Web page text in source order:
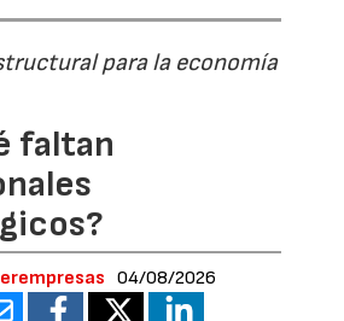
para la economía
faltan
04/08/2026